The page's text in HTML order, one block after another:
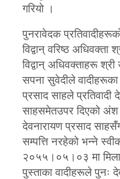
गरियो ।
पुनरावेदक
विद्वान्‌ वरिष्ठ अधिवक्ता
विद्वान्‌ अधिवक्ताहरू
सपना सुवेदीले वादीहरूका
प्रसाद साहले प्रतिवादी
साहसमेतउपर दिएको अंश
देवनारायण प्रसाद
सम्पत्ति नरहेको भन्‍ने
२०५५।०५।०३ मा
पुस्ताका वादीहरूले पुनः